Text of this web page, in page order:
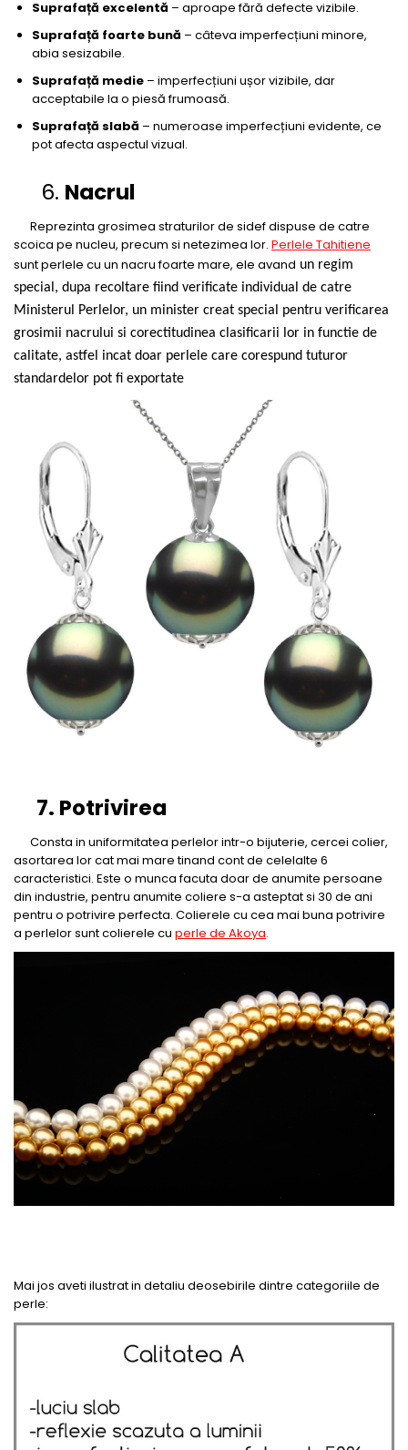
Suprafață excelentă – aproape fără defecte vizibile.
Suprafață foarte bună – câteva imperfecțiuni minore,
abia sesizabile.
Suprafață medie – imperfecțiuni ușor vizibile, dar
acceptabile la o piesă frumoasă.
Suprafață slabă – numeroase imperfecțiuni evidente, ce
pot afecta aspectul vizual.
6. Nacrul
Reprezinta grosimea straturilor de sidef dispuse de catre
scoica pe nucleu, precum si netezimea lor. Perlele Tahitiene
sunt perlele cu un nacru foarte mare, ele avand un regim
special, dupa recoltare fiind verificate individual de catre
Ministerul Perlelor, un minister creat special pentru verificarea
grosimii nacrului si corectitudinea clasificarii lor in functie de
calitate, astfel incat doar perlele care corespund tuturor
standardelor pot fi exportate
7. Potrivirea
Consta in uniformitatea perlelor intr-o bijuterie, cercei colier,
asortarea lor cat mai mare tinand cont de celelalte 6
caracteristici. Este o munca facuta doar de anumite persoane
din industrie, pentru anumite coliere s-a asteptat si 30 de ani
pentru o potrivire perfecta. Colierele cu cea mai buna potrivire
a perlelor sunt colierele cu perle de Akoya.
Mai jos aveti ilustrat in detaliu deosebirile dintre categoriile de
perle: